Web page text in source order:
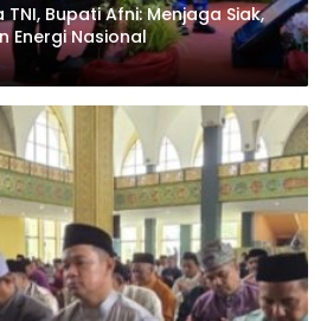
Bupati Afni: Menjaga Siak,
Energi Nasional